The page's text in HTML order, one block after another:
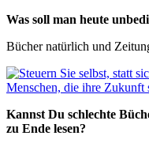
Was soll man heute
Bücher natürlich und
Kannst Du schlechte
zu Ende lesen?